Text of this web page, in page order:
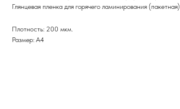
Глянцевая пленка для горячего ламинирования (пакетная)
Плотность: 200 мкм.
Размер: А4